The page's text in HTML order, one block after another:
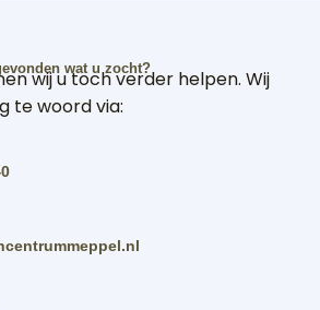
wat u zocht?
wij u toch verder helpen. Wij
te woord via: